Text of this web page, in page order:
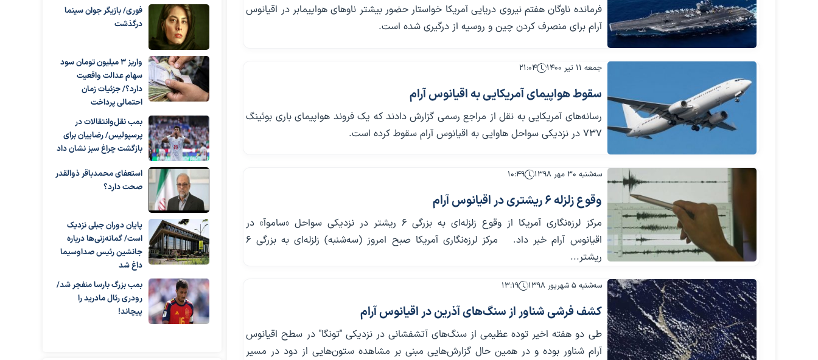
فرمانده ناوگان هفتم نیروی دریایی آمریکا خواستار حضور بیشتر ناوهای هواپیمابر در اقیانوس
آرام برای منصرف کردن چین و روسیه از درگیری شده است.
جمعه ۱۱ تیر ۱۴۰۰ ۲۱:۰۴
سقوط هواپیمای آمریکایی به اقیانوس آرام
رسانه‌های آمریکایی به نقل از مراجع رسمی گزارش دادند که یک فروند هواپیمای باری بوئینگ
۷۳۷ در نزدیکی سواحل هاوایی به اقیانوس آرام سقوط کرده است.
سه‌شنبه ۳۰ مهر ۱۳۹۸ ۱۰:۴۹
وقوع زلزله ۶ ریشتری در اقیانوس آرام
مرکز لرزه‌نگاری آمریکا از وقوع زلزله‌ای به بزرگی ۶ ریشتر در نزدیکی سواحل «ساموآ» در
اقیانوس آرام خبر داد. مرکز لرزه‌نگاری آمریکا صبح امروز (سه‌شنبه) زلزله‌ای به بزرگی ۶
ریشتر...
سه‌شنبه ۵ شهریور ۱۳۹۸ ۱۳:۱۹
کشف فرشی شناور از سنگ‌های آذرین در اقیانوس آرام
طی دو هفته اخیر توده عظیمی از سنگ‌های آتشفشانی در نزدیکی "تونگا" در سطح اقیانوس
آرام شناور بوده و در همین حال گزارش‌هایی مبنی بر مشاهده ستون‌هایی از دود در مسیر
فوری/ بازیگر جوان سینما
درگذشت
واریز ۳ میلیون تومان سود
سهام عدالت واقعیت
دارد؟/ جزئیات زمان
احتمالی پرداخت
بمب نقل‌وانتقالات در
پرسپولیس/ رضاییان برای
بازگشت چراغ سبز نشان داد
استعفای محمدباقر ذوالقدر
صحت دارد؟
پایان دوران جبلی نزدیک
است/ گمانه‌زنی‌ها درباره
جانشین رئیس صداوسیما
داغ شد
بمب بزرگ بارسا منفجر شد/
رودری رئال مادرید را
پیچاند!